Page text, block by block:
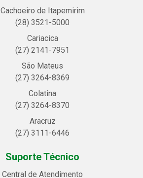
Cachoeiro de Itapemirim
(28) 3521-5000
Cariacica
(27) 2141-7951
São Mateus
(27) 3264-8369
Colatina
(27) 3264-8370
Aracruz
(27) 3111-6446
Suporte Técnico
Central de Atendimento